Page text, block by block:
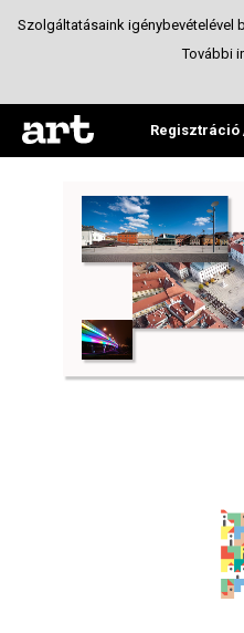
Regisztráció
Győr 2023 -
Arculattervezés
Szolgáltatásaink igénybevételével
További